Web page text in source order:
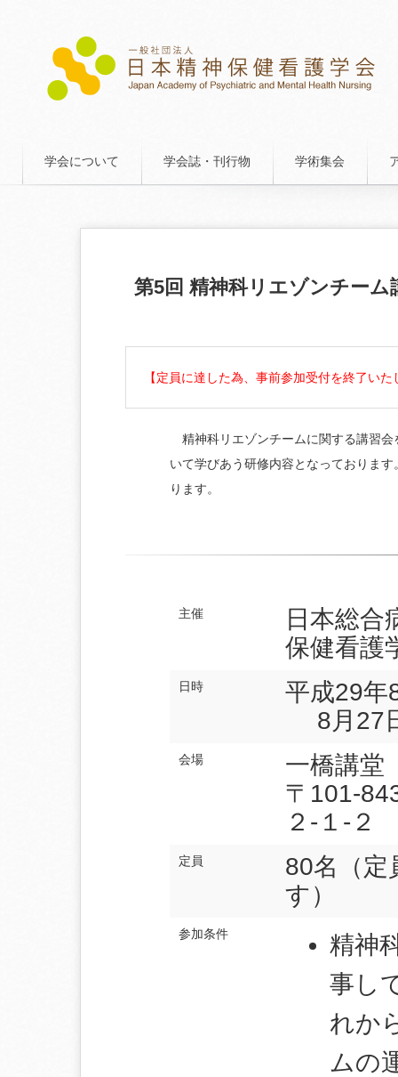
学会について 学会誌・刊行物 学術集会
第5回 精神科リエゾンチーム
【定員に達した為、事前参加受付を終了いた
精神科リエゾンチームに関する講習会
いて学びあう研修内容となっておりま
ります。
主催
日本総合
保健看護
日時
平成29年
8月27
会場
一橋講堂
〒101-
２-１-２
定員
80名（定
す）
参加条件
精神
事し
れか
ムの